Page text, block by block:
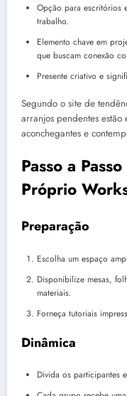
Opção para escritórios
trabalho.
Elemento chave em
que buscam conexão
Presente criativo e
Segundo o site de
arranjos pendentes
aconchegantes e
Passo a
Próprio
Preparação
Escolha um espaço
Disponibilize mesas,
materiais.
Forneça tutoriais
Dinâmica
Divida os participantes